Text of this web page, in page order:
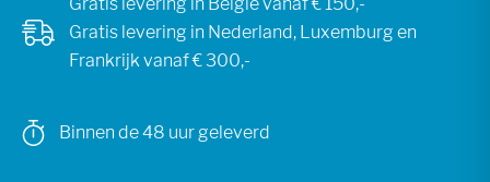
Gratis levering in Nederland, Luxemburg en
Frankrijk vanaf € 300,-
Binnen de 48 uur geleverd